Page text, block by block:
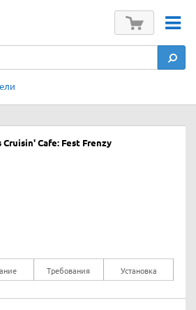
Cruisin' Cafe: Fest Frenzy
Требования Установка